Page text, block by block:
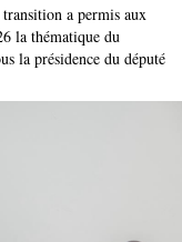
a permis aux
la thématique du
la présidence du député